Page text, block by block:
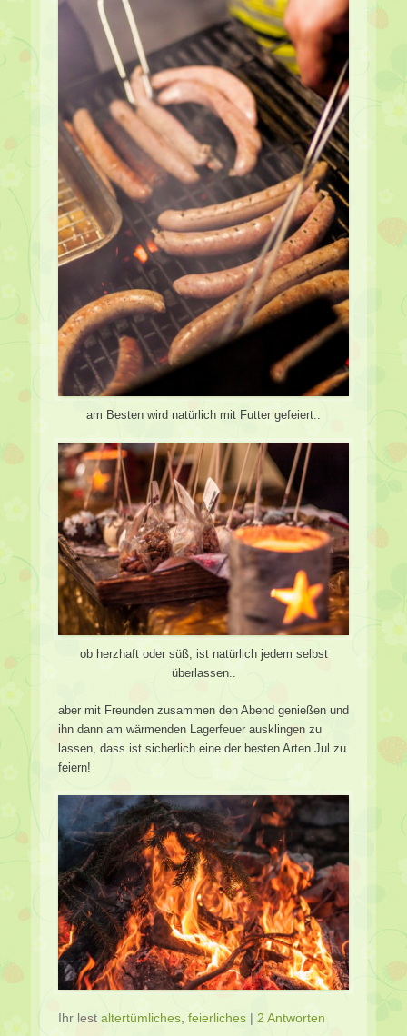
am Besten wird natürlich mit Futter gefeiert..
ob herzhaft oder süß, ist natürlich jedem selbst
überlassen..
aber mit Freunden zusammen den Abend genießen und
ihn dann am wärmenden Lagerfeuer ausklingen zu
lassen, dass ist sicherlich eine der besten Arten Jul zu
feiern!
Ihr lest altertümliches feierliches | 2 Antworten